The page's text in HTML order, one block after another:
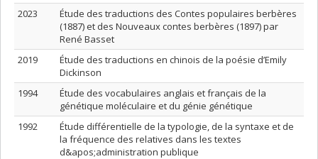
2023
Étude des traductions des Contes populaires berbères
(1887) et des Nouveaux contes berbères (1897) par
René Basset
2019
Étude des traductions en chinois de la poésie d’Emily
Dickinson
1994
Étude des vocabulaires anglais et français de la
génétique moléculaire et du génie génétique
1992
Étude différentielle de la typologie, de la syntaxe et de
la fréquence des relatives dans les textes
d&apos;administration publique